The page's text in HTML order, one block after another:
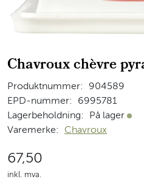
Chavroux chèvre
Produktnummer:
904589
EPD-nummer:
6995781
Lagerbeholdning:
På lager På
Varemerke: Chavroux
67,50
inkl. mva.